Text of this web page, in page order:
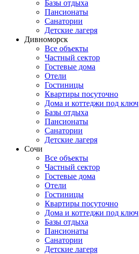
Базы отдыха
Пансионаты
Санатории
Детские лагеря
Дивноморск
Все объекты
Частный сектор
Гостевые дома
Отели
Гостиницы
Квартиры посуточно
Дома и коттеджи под ключ
Базы отдыха
Пансионаты
Санатории
Детские лагеря
Сочи
Все объекты
Частный сектор
Гостевые дома
Отели
Гостиницы
Квартиры посуточно
Дома и коттеджи под ключ
Базы отдыха
Пансионаты
Санатории
Детские лагеря